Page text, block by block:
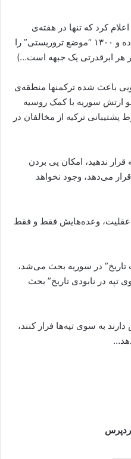
کرد کە تنها در هفتەی
گذشتە ۴۶٨ عملیات هوایی انجام دادە و ١٣٠٠ “موضع تروریستی” را
هر ابرقدرتی یک جبهه است…)
باعث شدە ترکمنها منطقەی
سو ارتش سوریە با کمک روسیە
ترکیە از مخالفان در
قرار ندهید، امکان پی بردن
می‌دهد، وجود نخواهد
عقلیت، وعدەهایش فقط و فقط
در سوریە بحث می‌شد،
تپە در نابودی تاریخ” بحث
دارند بە سوی تپەها فرار کنند،